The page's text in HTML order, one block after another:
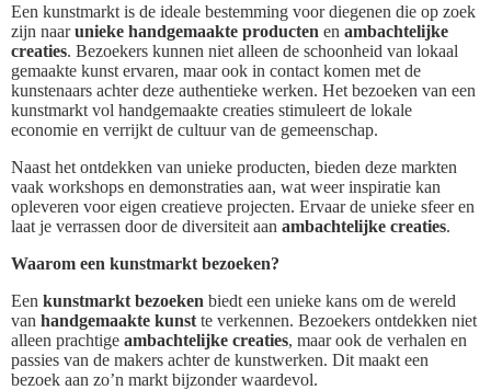
Een kunstmarkt is de ideale bestemming voor diegenen die op zoek
zijn naarunieke handgemaakte producten en ambachtelijke
creaties. Bezoekers kunnen niet alleen de schoonheid van lokaal
gemaakte kunst ervaren, maar ook in contact komen met de
kunstenaars achter deze authentieke werken. Het bezoeken van een
kunstmarkt vol handgemaakte creaties stimuleert de lokale
economie en verrijkt de cultuur van de gemeenschap.
Naast het ontdekken van unieke producten, bieden deze markten
vaak workshops en demonstraties aan, wat weer inspiratie kan
opleveren voor eigen creatieve projecten. Ervaar de unieke sfeer en
laat je verrassen door de diversiteit aan ambachtelijke creaties.
Waarom een kunstmarkt bezoeken?
Een kunstmarkt bezoeken biedt een unieke kans om de wereld
van handgemaakte kunst te verkennen. Bezoekers ontdekken niet
alleen prachtige ambachtelijke creaties, maar ook de verhalen en
passies van de makers achter de kunstwerken. Dit maakt een
bezoek aan zo’n markt bijzonder waardevol.